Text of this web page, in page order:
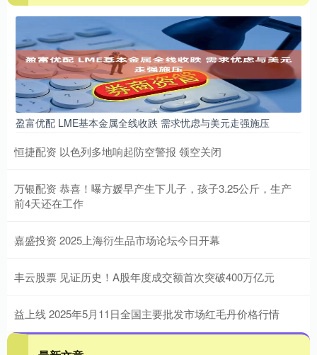
盈富优配 LME基本金属全线收跌 需求忧虑与美元走强施压
恒捷配资 以色列多地响起防空警报 领空关闭
万银配资 恭喜！曝方媛早产生下儿子，孩子3.25公斤，生产
前4天还在工作
嘉盛投资 2025上海衍生品市场论坛今日开幕
丰云股票 见证历史！A股年度成交额首次突破400万亿元
益上线 2025年5月11日全国主要批发市场红毛丹价格行情